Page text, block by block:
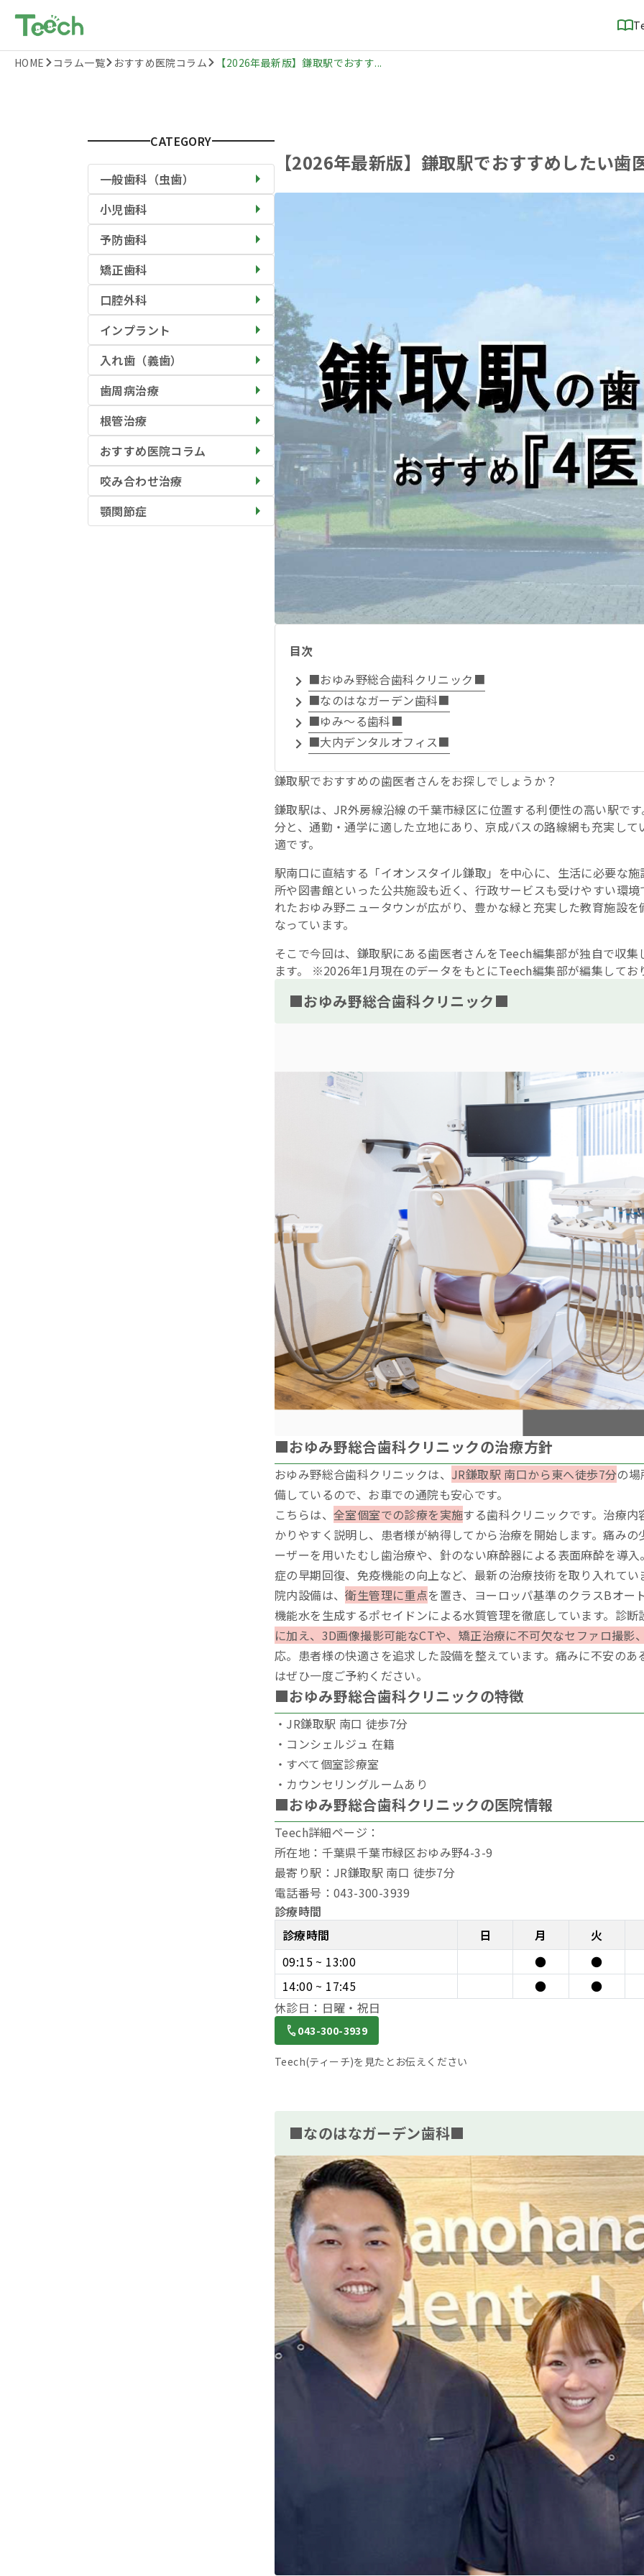
HOME コラム一覧 おすすめ医院コラム 【2026年最新版】鎌取駅でおすす...
CATEGORY
一般歯科（虫歯）
小児歯科
予防歯科
矯正歯科
口腔外科
インプラント
入れ歯（義歯）
歯周病治療
根管治療
おすすめ医院コラム
咬み合わせ治療
顎関節症
【2026年最新版】鎌取駅でおすすめしたい歯
目次
■おゆみ野総合歯科クリニック■
■なのはなガーデン歯科■
■ゆみ〜る歯科■
■大内デンタルオフィス■
鎌取駅でおすすめの歯医者さんをお探しでしょうか？
鎌取駅は、JR外房線沿線の千葉市緑区に位置する利便性の高い駅で
分と、通勤・通学に適した立地にあり、京成バスの路線網も充実し
適です。
駅南口に直結する「イオンスタイル鎌取」を中心に、生活に必要な
所や図書館といった公共施設も近く、行政サービスも受けやすい環
れたおゆみ野ニュータウンが広がり、豊かな緑と充実した教育施設
なっています。
そこで今回は、鎌取駅にある歯医者さんをTeech編集部が独自で収
ます。 ※2026年1月現在のデータをもとにTeech編集部が編集してお
■おゆみ野総合歯科クリニック■
■おゆみ野総合歯科クリニックの治療方針
おゆみ野総合歯科クリニックは、 JR鎌取駅 南口から東へ徒歩7分の
備しているので、お車での通院も安心です。
こちらは、 全室個室での診療を実施する歯科クリニックです。治療
かりやすく説明し、患者様が納得してから治療を開始します。痛み
ーザーを用いたむし歯治療や、針のない麻酔器による表面麻酔を導
症の早期回復、免疫機能の向上など、最新の治療技術を取り入れてい
院内設備は、衛生管理に重点を置き、ヨーロッパ基準のクラスBオ
機能水を生成するポセイドンによる水質管理を徹底しています。診断
に加え、3D画像撮影可能なCTや、矯正治療に不可欠なセファロ撮影
応。患者様の快適さを追求した設備を整えています。痛みに不安の
はぜひ一度ご予約ください。
■おゆみ野総合歯科クリニックの特徴
・JR鎌取駅 南口 徒歩7分
・コンシェルジュ 在籍
・すべて個室診療室
・カウンセリングルームあり
■おゆみ野総合歯科クリニックの医院情報
Teech詳細ページ：
所在地：千葉県千葉市緑区おゆみ野4-3-9
最寄り駅：JR鎌取駅 南口 徒歩7分
電話番号：043-300-3939
診療時間
診療時間
日 月
火
09:15 ~ 13:00
●
●
14:00 ~ 17:45
●
●
休診日：日曜・祝日
043-300-3939
Teech(ティーチ)を見たとお伝えください
■なのはなガーデン歯科■